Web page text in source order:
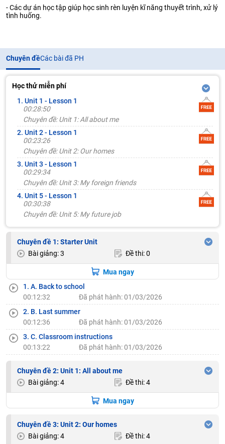
- Các dự án học tập giúp học sinh rèn luyện kĩ năng thuyết trình, xử lý
tình huống.
Chuyên đềCác bài đã PH
Học thử miễn phí
1. Unit 1 - Lesson 1
00:28:50
Chuyên đề: Unit 1: All about me
2. Unit 2 - Lesson 1
00:23:26
Chuyên đề: Unit 2: Our homes
3. Unit 3 - Lesson 1
00:29:34
Chuyên đề: Unit 3: My foreign friends
4. Unit 5 - Lesson 1
00:30:38
Chuyên đề: Unit 5: My future job
Chuyên đề 1: Starter Unit
Bài giảng: 3
Đề thi: 0
Mua ngay
1. A. Back to school
00:12:32
Đã phát hành: 01/03/2026
2. B. Last summer
00:12:36
Đã phát hành: 01/03/2026
3. C. Classroom instructions
00:13:22
Đã phát hành: 01/03/2026
Chuyên đề 2: Unit 1: All about me
Bài giảng: 4
Đề thi: 4
Mua ngay
Chuyên đề 3: Unit 2: Our homes
Bài giảng: 4
Đề thi: 4